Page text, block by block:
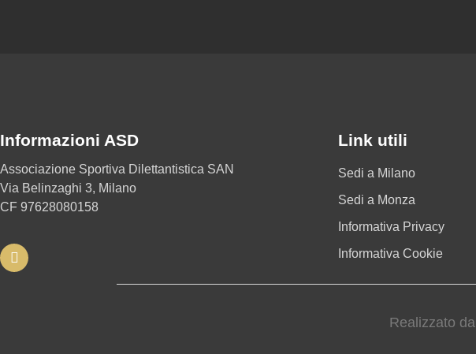
Informazioni ASD
Associazione Sportiva Dilettantistica SAN
Via Belinzaghi 3, Milano
CF 97628080158
Link utili
Sedi a Milano
Sedi a Monza
Informativa Privacy
Informativa Cookie
Realizzato da